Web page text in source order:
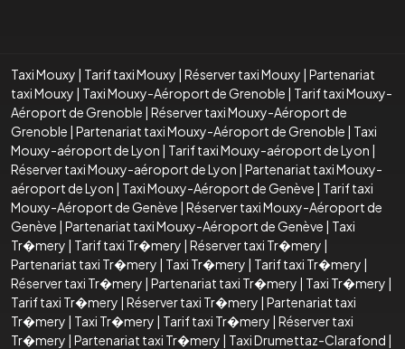
Taxi Mouxy | Tarif taxi Mouxy | Réserver taxi Mouxy | Partenariat
taxi Mouxy | Taxi Mouxy-Aéroport de Grenoble | Tarif taxi Mouxy-
Aéroport de Grenoble | Réserver taxi Mouxy-Aéroport de
Grenoble | Partenariat taxi Mouxy-Aéroport de Grenoble | Taxi
Mouxy-aéroport de Lyon | Tarif taxi Mouxy-aéroport de Lyon |
Réserver taxi Mouxy-aéroport de Lyon | Partenariat taxi Mouxy-
aéroport de Lyon | Taxi Mouxy-Aéroport de Genève | Tarif taxi
Mouxy-Aéroport de Genève | Réserver taxi Mouxy-Aéroport de
Genève | Partenariat taxi Mouxy-Aéroport de Genève | Taxi
Tr�mery | Tarif taxi Tr�mery | Réserver taxi Tr�mery |
Partenariat taxi Tr�mery | Taxi Tr�mery | Tarif taxi Tr�mery |
Réserver taxi Tr�mery | Partenariat taxi Tr�mery | Taxi Tr�mery |
Tarif taxi Tr�mery | Réserver taxi Tr�mery | Partenariat taxi
Tr�mery | Taxi Tr�mery | Tarif taxi Tr�mery | Réserver taxi
Tr�mery | Partenariat taxi Tr�mery | Taxi Drumettaz-Clarafond |